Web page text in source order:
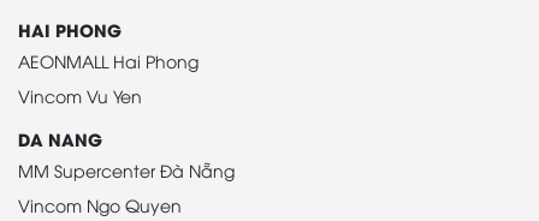
HAI PHONG
AEONMALL Hai Phong
Vincom Vu Yen
DA NANG
MM Supercenter Đà Nẵng
Vincom Ngo Quyen